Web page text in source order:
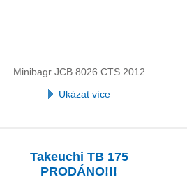
Minibagr JCB 8026 CTS 2012
Ukázat více
Takeuchi TB 175
PRODÁNO!!!